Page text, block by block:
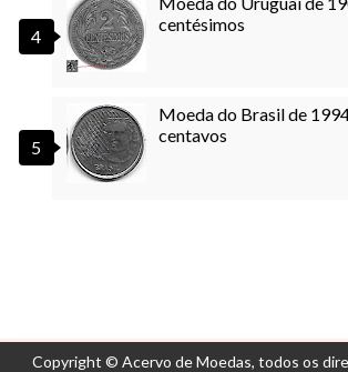
centésimos
Moeda do Brasil de
centavos
Copyright © Acervo de Moedas, todos os